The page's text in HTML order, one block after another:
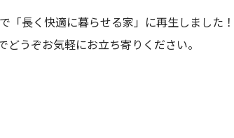
「長く快適に暮らせる家」に再生しました！
うぞお気軽にお立ち寄りください。